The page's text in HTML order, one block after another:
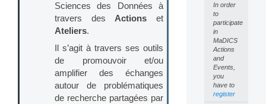
Sciences des Données à
travers des Actions et
Ateliers.
Il s’agit à travers ses outils
de promouvoir et/ou
amplifier des échanges
autour de problématiques
de recherche partagées par
In order
to
participate
in
MaDICS
Actions
and
Events,
you
have to
register